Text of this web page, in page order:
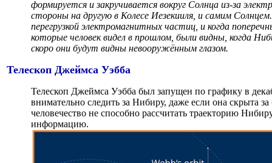
формируется и закручивается вокруг Солнца из-за
стороны на другую в Колесе Иезекииля, и самим
перегрузкой электромагнитных частиц, и когда
которые человек видел в прошлом, были видны, когда
скоро они будут видны невооружённым глазом.
Телескоп Джеймса Уэбба
Телескоп Джеймса Уэбба был запущен по графику в
внимательно следить за Нибиру, даже если она скрыта
человечество не способно рассчитать траекторию
информацию.